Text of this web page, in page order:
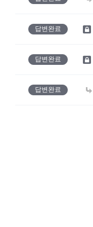
답변완료
답변완료
답변완료